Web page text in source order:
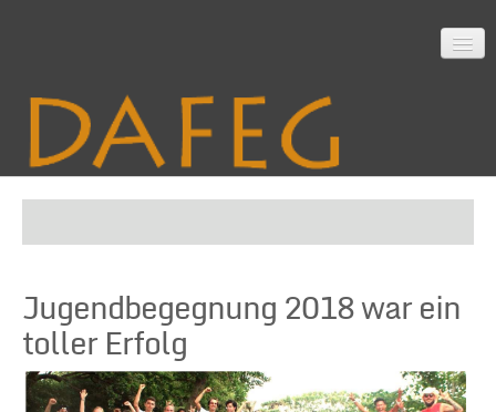
Mitarbeit
Material
Jugendbegegnung 2018 war ein
toller Erfolg